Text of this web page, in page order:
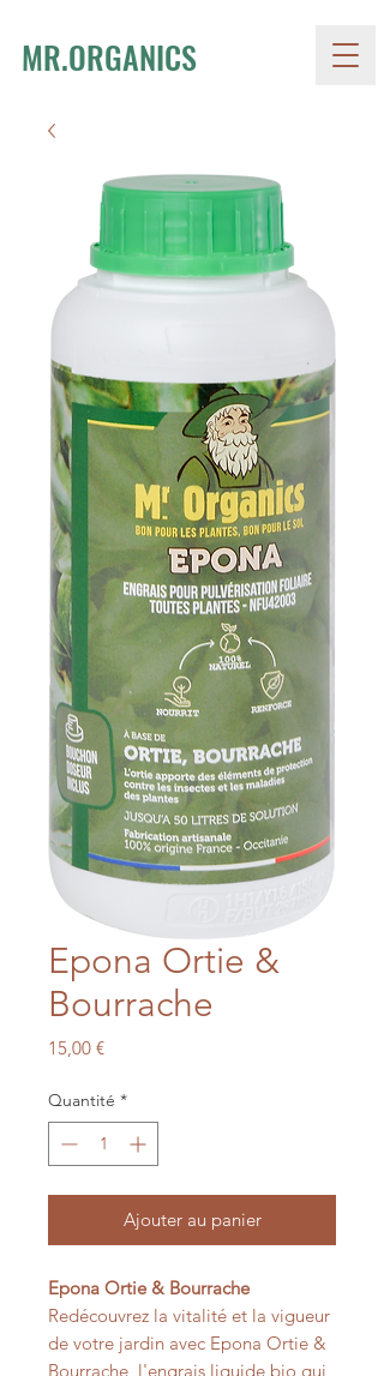
MR.ORGANICS
Epona Ortie &
Bourrache
15,00 €Prix
Quantité *
Ajouter au panier
Epona Ortie & Bourrache
Redécouvrez la vitalité et la vigueur
de votre jardin avec Epona Ortie &
Bourrache, l'engrais liquide bio qui